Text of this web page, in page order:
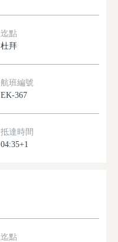
迄點
杜拜
航班編號
EK-367
抵達時間
04:35+1
迄點